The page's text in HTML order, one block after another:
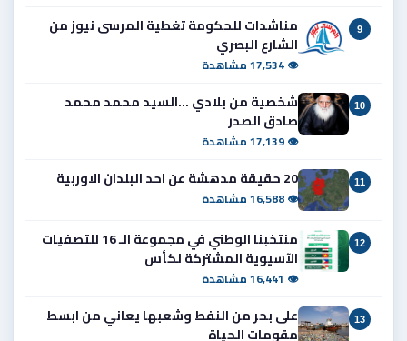
9
مناشدات للحكومة تغطية المرسى نيوز من
الشارع البصري
👁 17,534 مشاهدة
10
شخصية من بلادي ...السيد محمد محمد
صادق الصدر
👁 17,139 مشاهدة
11 20 حقيقة مدهشة عن احد البلدان الاوربية
👁 16,588 مشاهدة
12
منتخبنا الوطني في مجموعة الـ 16 للتصفيات
الآسيوية المشتركة لكأس
👁 16,441 مشاهدة
13
على بحر من النفط وشعبها يعاني من ابسط
مقومات الحياة